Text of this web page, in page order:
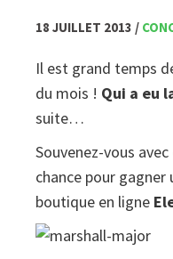
18 JUILLET 2013 /
Il est grand temps
du mois ! Qui a eu
suite…
Souvenez-vous avec
chance pour gagner
boutique en ligne